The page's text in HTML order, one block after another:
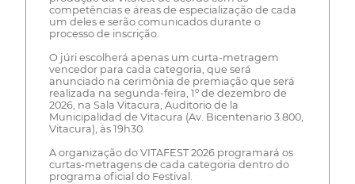
competências e áreas de especialização de cada
um deles e serão comunicados durante o
processo de inscrição.
O júri escolherá apenas um curta-metragem
vencedor para cada categoria, que será
anunciado na cerimônia de premiação que será
realizada na segunda-feira, 1º de dezembro de
2026, na Sala Vitacura, Auditorio de la
Municipalidad de Vitacura (Av. Bicentenario 3.800,
Vitacura), às 19h30.
A organização do VITAFEST 2026 programará os
curtas-metragens de cada categoria dentro do
programa oficial do Festival.